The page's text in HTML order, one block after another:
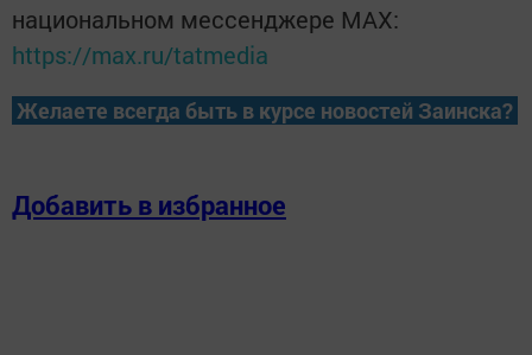
национальном мессенджере MАХ:
https://max.ru/tatmedia
Желаете всегда быть в курсе новостей Заинска?
Добавить в избранное